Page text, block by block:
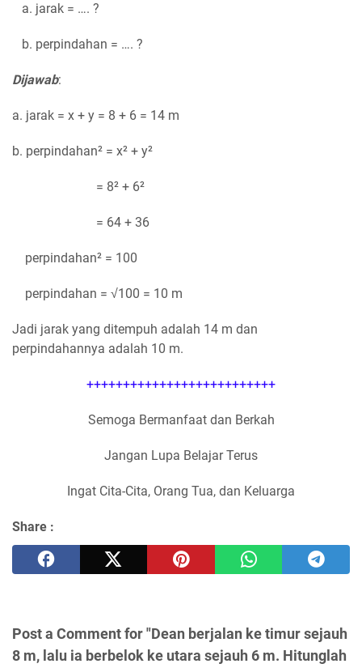
a. jarak = …. ?
b. perpindahan = …. ?
Dijawab:
a. jarak = x + y = 8 + 6 = 14 m
b. perpindahan² = x² + y²
= 8² + 6²
= 64 + 36
perpindahan² = 100
perpindahan = √100 = 10 m
Jadi jarak yang ditempuh adalah 14 m dan
perpindahannya adalah 10 m.
++++++++++++++++++++++++++
Semoga Bermanfaat dan Berkah
Jangan Lupa Belajar Terus
Ingat Cita-Cita, Orang Tua, dan Keluarga
Share :
Post a Comment for "Dean berjalan ke timur sejauh
8 m, lalu ia berbelok ke utara sejauh 6 m. Hitunglah